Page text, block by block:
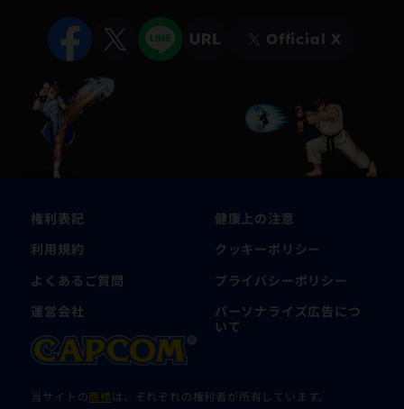
Official X
当サイトの商標 は、それぞれの権利者が所有しています。
権利表記
健康上の注意
利用規約
クッキーポリシー
よくあるご質問
プライバシーポリシー
運営会社
パーソナライズ広告につ
いて